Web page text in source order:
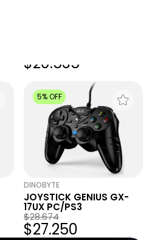
$20.535
5% OFF
DINOBYTE
JOYSTICK GENIUS GX-
17UX PC/PS3
$28.674
$27.250